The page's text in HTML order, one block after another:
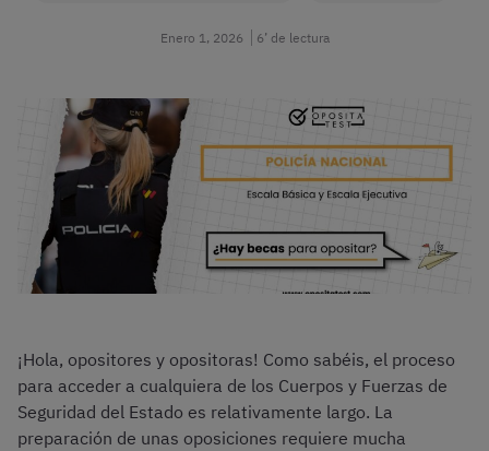
Enero 1, 2026 6’ de lectura
¡Hola, opositores y opositoras! Como sabéis, el proceso
para acceder a cualquiera de los Cuerpos y Fuerzas de
Seguridad del Estado es relativamente largo. La
preparación de unas oposiciones requiere mucha